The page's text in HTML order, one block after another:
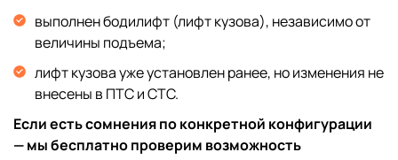
выполнен бодилифт (лифт кузова), независимо от
величины подъема;
лифт кузова уже установлен ранее, но изменения не
внесены в ПТС и СТС.
Если есть сомнения по конкретной конфигурации
— мы бесплатно проверим возможность